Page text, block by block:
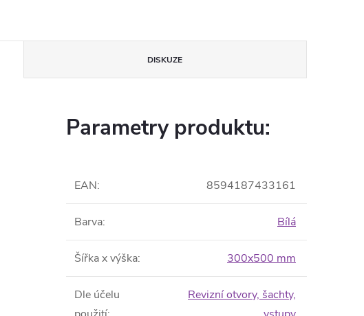
DISKUZE
Parametry produktu:
EAN: 8594187433161
Barva: Bílá
Šířka x výška: 300x500 mm
Dle účelu
Revizní otvory, šachty,